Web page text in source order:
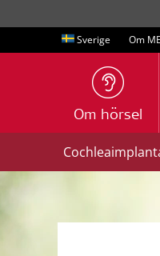
Sverige Om
Om hörsel